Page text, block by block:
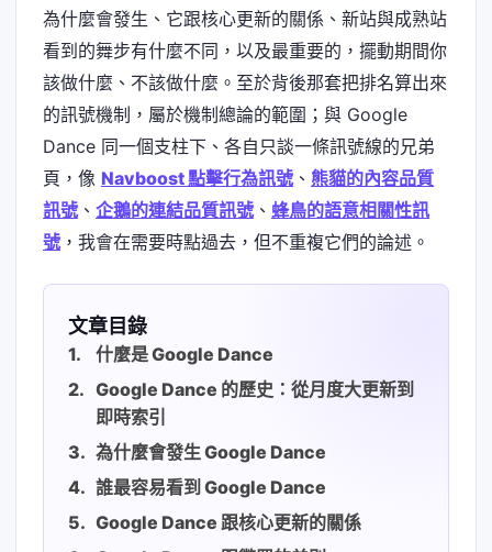
為什麼會發生、它跟核心更新的關係、新站與成熟站
看到的舞步有什麼不同，以及最重要的，擺動期間你
該做什麼、不該做什麼。至於背後那套把排名算出來
的訊號機制，屬於機制總論的範圍；與 Google
Dance 同一個支柱下、各自只談一條訊號線的兄弟
頁，像 Navboost 點擊行為訊號 、 熊貓的內容品質
訊號 、 企鵝的連結品質訊號 、 蜂鳥的語意相關性訊
號 ，我會在需要時點過去，但不重複它們的論述。
文章目錄
什麼是 Google Dance
Google Dance 的歷史：從月度大更新到
即時索引
為什麼會發生 Google Dance
誰最容易看到 Google Dance
Google Dance 跟核心更新的關係